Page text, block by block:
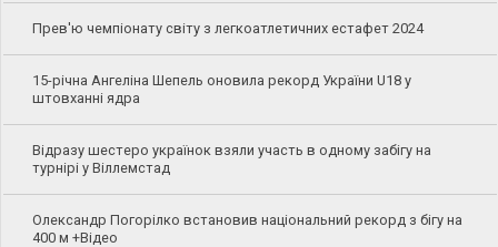
Прев'ю чемпіонату світу з легкоатлетичних естафет 2024
15-річна Ангеліна Шепель оновила рекорд України U18 у
штовханні ядра
Відразу шестеро українок взяли участь в одному забігу на
турнірі у Віллемстад
Олександр Погорілко встановив національний рекорд з бігу на
400 м +Відео